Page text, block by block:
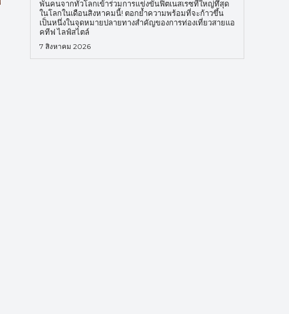
พันคนจากทั่วโลกเข้าร่วมการแข่งขันฟิตเนสเรซที่ใหญ่ทึ่สุด
ในโลกในเดือนสิงหาคมนี้! ตอกย้ำความพร้อมที่จะก้าวขึ้น
เป็นหนึ่งในจุดหมายปลายทางสำคัญของการท่องเที่ยวสายแอ
คทีฟ ไลฟ์สไตล์
7 สิงหาคม 2026